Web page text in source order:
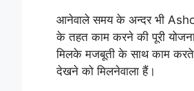
आनेवाले समय के अन्दर भी
के तहत काम करने की पूरी
मिलके मजबूती के साथ काम
देखने को मिलनेवाला हैं।